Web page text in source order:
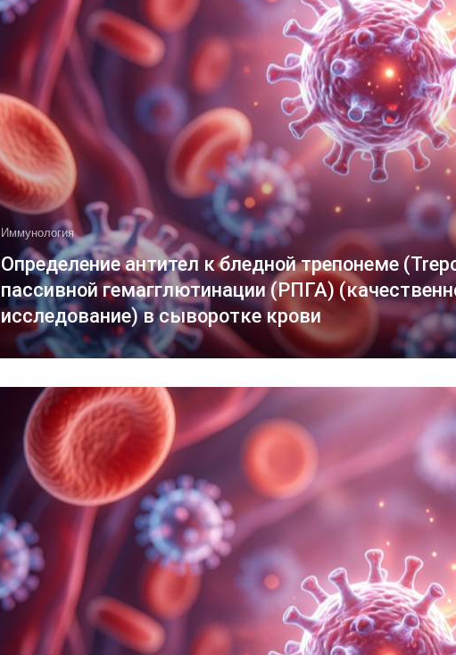
Иммунология
Определение антител к бледной трепонеме
пассивной гемагглютинации (РПГА)
исследование) в сыворотке крови